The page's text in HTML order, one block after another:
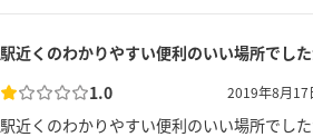
1.0
2019年8月17
駅近くのわかりやすい便利のいい場所でし